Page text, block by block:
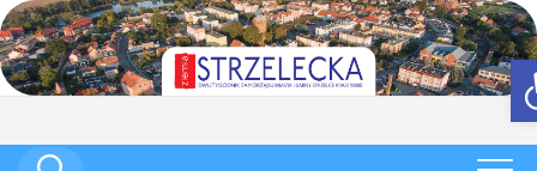
Skip
to
content